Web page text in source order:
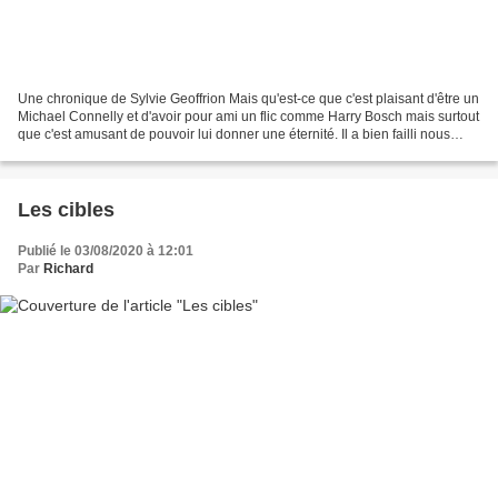
Une chronique de Sylvie Geoffrion Mais qu'est-ce que c'est plaisant d'être un
Michael Connelly et d'avoir pour ami un flic comme Harry Bosch mais surtout
que c'est amusant de pouvoir lui donner une éternité. Il a bien failli nous
Les cibles
Publié le 03/08/2020 à 12:01
Par Richard